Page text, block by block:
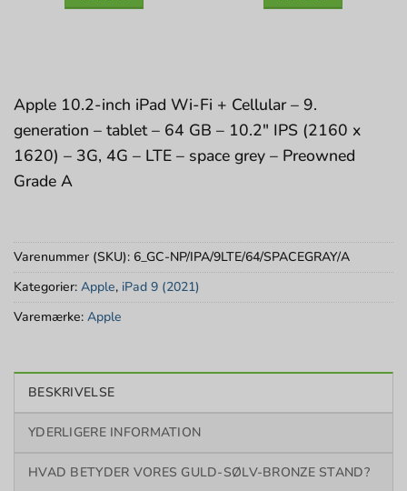
Apple 10.2-inch iPad Wi-Fi + Cellular – 9.
generation – tablet – 64 GB – 10.2″ IPS (2160 x
1620) – 3G, 4G – LTE – space grey – Preowned
Grade A
Varenummer (SKU): 6_GC-NP/IPA/9LTE/64/SPACEGRAY/A
Kategorier: Apple, iPad 9 (2021)
Varemærke: Apple
BESKRIVELSE
YDERLIGERE INFORMATION
HVAD BETYDER VORES GULD-SØLV-BRONZE STAND?